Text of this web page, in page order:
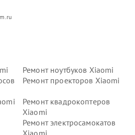
Ремонт ноутбуков Xiaomi
Ремонт проекторов Xiaomi
Ремонт квадрокоптеров
Xiaomi
Ремонт электросамокатов
Xiaomi